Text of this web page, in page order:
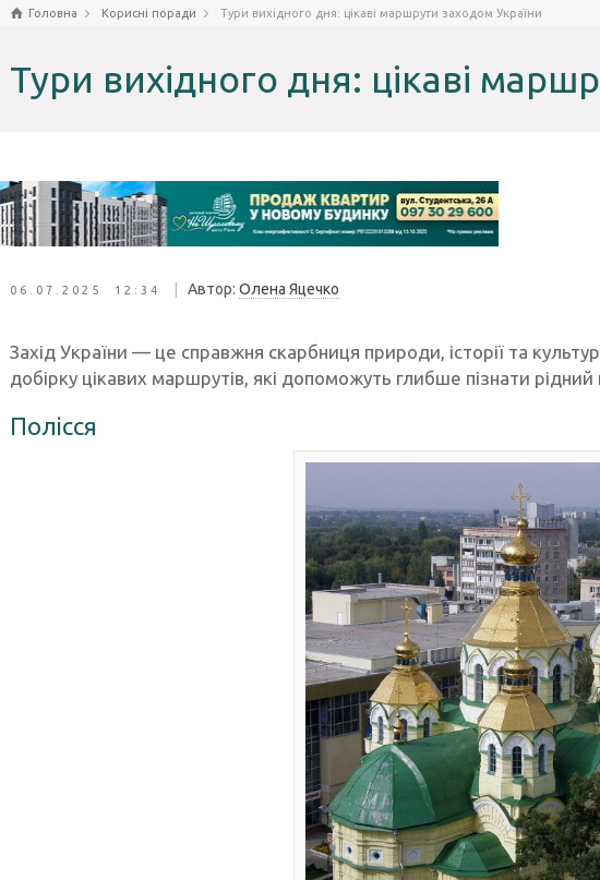
Головна Корисні поради Тури вихідного дня: цікаві маршрути заходом України
Тури вихідного дня: цікаві
06.07.2025 12:34 Автор: Олена Яцечко
Захід України — це справжня скарбниця природи, історії та
добірку цікавих маршрутів, які допоможуть глибше пізнати рідний
Полісся